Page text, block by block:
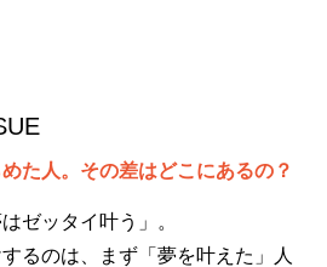
た人。その差はどこにあるの？
ゼッタイ叶う」。
るのは、まず「夢を叶えた」人